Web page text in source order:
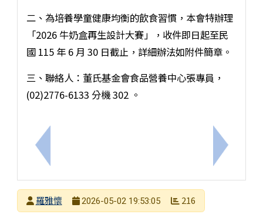
上一筆：轉知臺南市政府教育局提供「學校查獲電
二、為培養學童健康均衡的飲食習慣，本會特辦理
「2026 牛奶盒再生設計大賽」，收件即日起至民
國 115 年 6 月 30 日截止，詳細辦法如附件簡章。
三、聯絡人：董氏基金會食品營養中心張專員，
(02)2776-6133 分機 302 。
下一筆：
發布者羅雅懷
2026-05-02 19:53:05 216